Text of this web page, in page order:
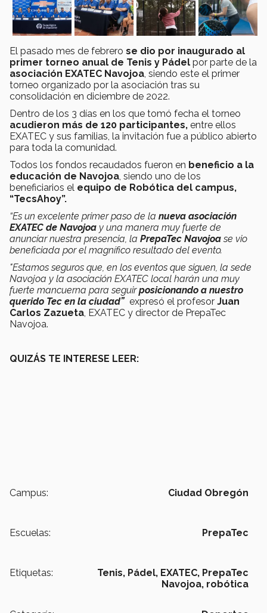
El pasado mes de febrero se dio por inaugurado al
primer torneo anual de Tenis y Pádel por parte de la
asociación EXATEC Navojoa , siendo este el primer
torneo organizado por la asociación tras su
consolidación en diciembre de 2022.
Dentro de los 3 días en los que tomó fecha el torneo
acudieron más de 120 participantes, entre ellos
EXATEC y sus familias, la invitación fue a público abierto
para toda la comunidad.
Todos los fondos recaudados fueron en beneficio a la
educación de Navojoa , siendo uno de los
beneficiarios el equipo de Robótica del campus,
“TecsAhoy”.
“Es un excelente primer paso de la nueva asociación
EXATEC de Navojoa y una manera muy fuerte de
anunciar nuestra presencia, la PrepaTec Navojoase vio
beneficiada por el magnífico resultado del evento.
"Estamos seguros que, en los eventos que siguen, la sede
Navojoa y la asociación EXATEC local harán una muy
fuerte mancuerna para seguirposicionando a nuestro
querido Tec en la ciudad”expresó el profesor Juan
Carlos Zazueta , EXATEC y director de PrepaTec
Navojoa.
QUIZÁS TE INTERESE LEER:
Campus: Ciudad Obregón
Escuelas: PrepaTec
Etiquetas: Tenis, Pádel, EXATEC, PrepaTec
Navojoa, robótica